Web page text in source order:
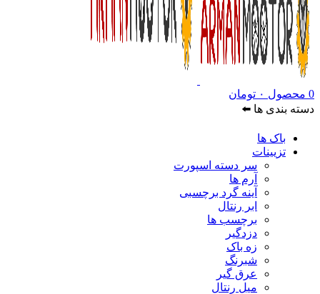
0 محصول ۰ تومان
دسته بندی ها ⬅️
باک ها
تزیینات
سر دسته اسپورت
آرم ها
آینه گرد برچسبی
ابر رنتال
برچسب ها
دزدگیر
زه باک
شبرنگ
عرق گیر
میل رنتال